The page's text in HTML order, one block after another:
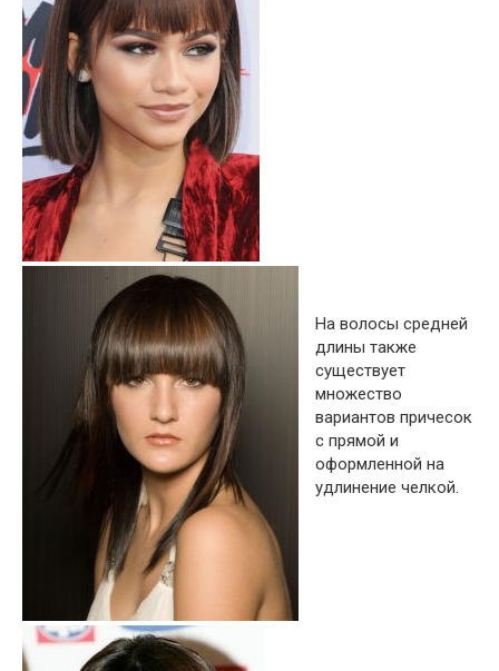
На волосы средней
длины также
существует
множество
вариантов причесок
с прямой и
оформленной на
удлинение челкой.